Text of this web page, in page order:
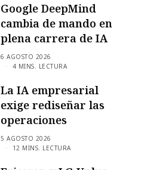
Google DeepMind
cambia de mando en
plena carrera de IA
6 AGOSTO 2026
4 MINS. LECTURA
La IA empresarial
exige rediseñar las
operaciones
5 AGOSTO 2026
12 MINS. LECTURA